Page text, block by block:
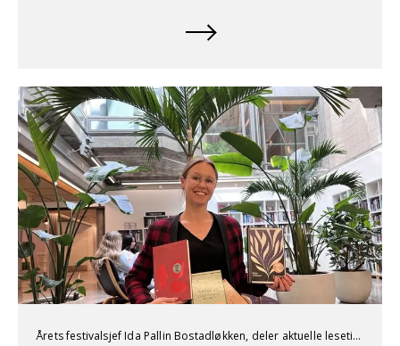
Årets festivalsjef Ida Pallin Bostadløkken, deler aktuelle lesetips før ferien. Kapittel arrangeres 16.–20. september.